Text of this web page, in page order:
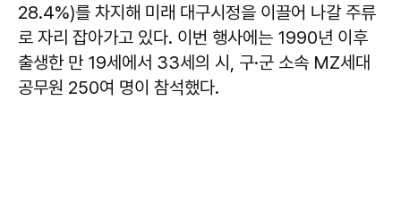
28.4%)를 차지해 미래 대구시정을 이끌어 나갈 주류
로 자리 잡아가고 있다. 이번 행사에는 1990년 이후
출생한 만 19세에서 33세의 시, 구·군 소속 MZ세대
공무원 250여 명이 참석했다.